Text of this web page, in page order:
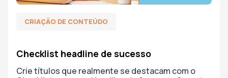
CRIAÇÃO DE CONTEÚDO
Checklist headline de sucesso
Crie títulos que realmente se destacam com o